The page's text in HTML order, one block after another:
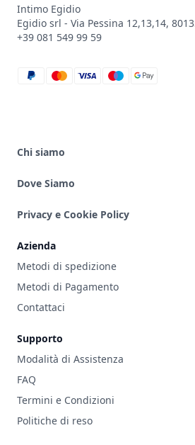
Intimo Egidio
Egidio srl - Via Pessina 12,13,14,
+39 081 549 99 59
paypal
mastercard
visa
maestro
google_pay
Chi siamo
Dove Siamo
Privacy e Cookie Policy
Azienda
Metodi di spedizione
Metodi di Pagamento
Contattaci
Supporto
Modalità di Assistenza
FAQ
Termini e Condizioni
Politiche di reso